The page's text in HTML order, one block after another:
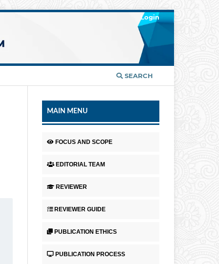
SEARCH
Login
MAIN MENU
FOCUS AND SCOPE
EDITORIAL TEAM
REVIEWER
REVIEWER GUIDE
PUBLICATION ETHICS
PUBLICATION PROCESS